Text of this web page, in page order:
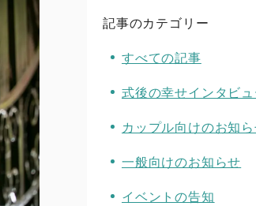
記事のカテゴリー
すべての記事
式後の幸せインタビ
カップル向けのお知
一般向けのお知らせ
イベントの告知